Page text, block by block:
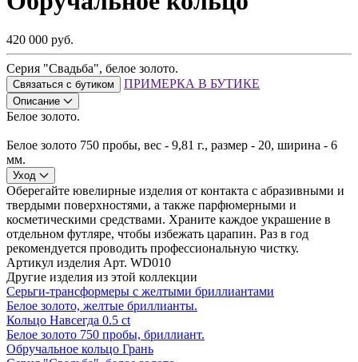
420 000 руб.
Серия "Свадьба", белое золото.
Связаться с бутиком ПРИМЕРКА В БУТИКЕ
Описание
Белое золото.
Белое золото 750 пробы, вес - 9,81 г., размер - 20, ширина - 6
мм.
Уход
Оберегайте ювелирные изделия от контакта с абразивными и
твердыми поверхностями, а также парфюмерными и
косметическими средствами. Храните каждое украшение в
отдельном футляре, чтобы избежать царапин. Раз в год
рекомендуется проводить профессиональную чистку.
Артикул изделия Арт. WD010
Другие изделия из этой коллекции
Серьги-трансформеры с желтыми бриллиантами
Белое золото, желтые бриллианты.
Кольцо Навсегда 0.5 ct
Белое золото 750 пробы, бриллиант.
Обручальное кольцо Грань